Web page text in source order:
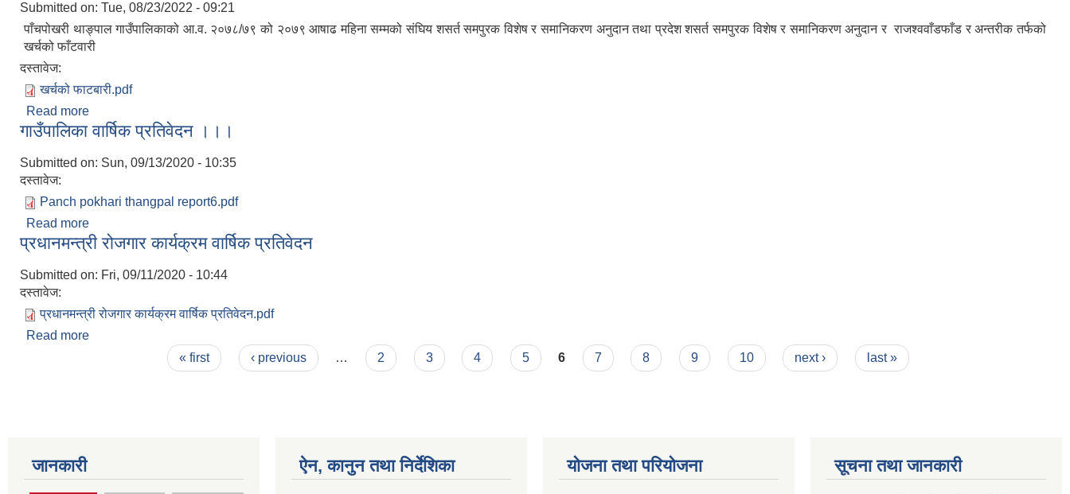
Submitted on: Tue, 08/23/2022 - 09:21
पाँचपोखरी थाङ्पाल गाउँपालिकाको आ.व. २०७८/७९ को २०७९ आषाढ महिना सम्मको संघिय शसर्त समपुरक विशेष र समानिकरण अनुदान तथा प्रदेश शसर्त समपुरक विशेष र समानिकरण अनुदान र राजश्ववाँडफाँड र अन्तरीक तर्फको
खर्चको फाँटवारी
दस्तावेज:
खर्चको फाटबारी.pdf
Read more
अन्तरीक तर्फको खर्चको फाँटवारी
गाउँपालिका वार्षिक प्रतिवेदन ।।।
Submitted on: Sun, 09/13/2020 - 10:35
दस्तावेज:
Panch pokhari thangpal report6.pdf
Read more
प्रधानमन्त्री रोजगार कार्यक्रम वार्षिक प्रतिवेदन
Submitted on: Fri, 09/11/2020 - 10:44
दस्तावेज:
प्रधानमन्त्री रोजगार कार्यक्रम वार्षिक प्रतिवेदन.pdf
Read more
« first ‹ previous … 2 3 4 5 6 7 8 9 10 next › last »
जानकारी ऐन, कानुन तथा निर्देशिका योजना तथा परियोजना सूचना तथा जानकारी